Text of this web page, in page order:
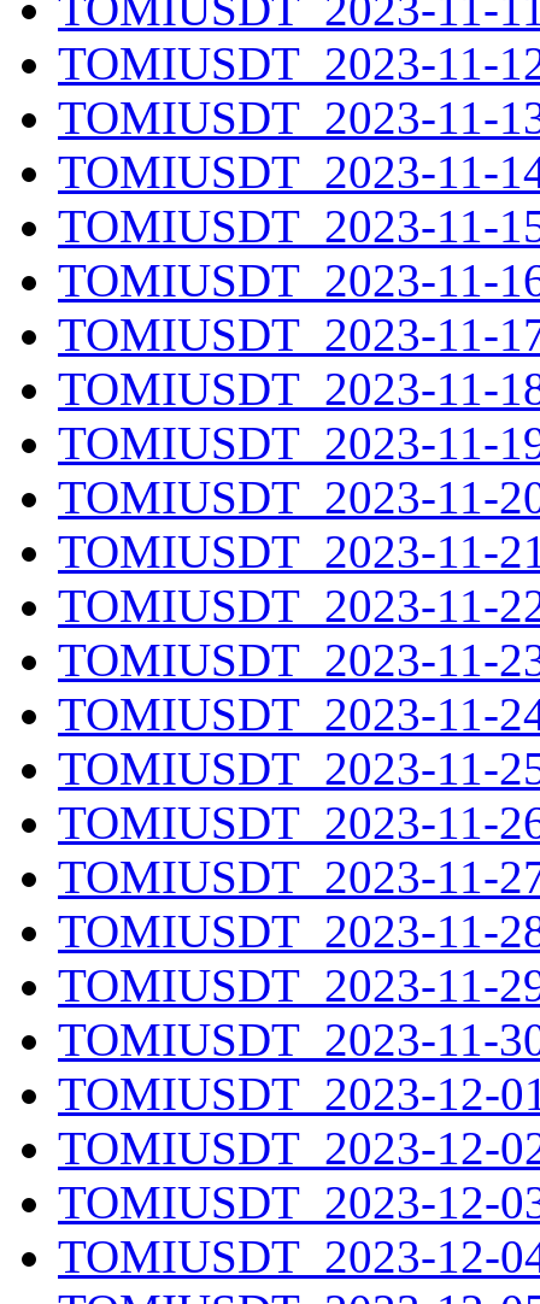
TOMIUSDT_2023-11-
TOMIUSDT_2023-11-
TOMIUSDT_2023-11-
TOMIUSDT_2023-11-
TOMIUSDT_2023-11-
TOMIUSDT_2023-11-
TOMIUSDT_2023-11-
TOMIUSDT_2023-11-
TOMIUSDT_2023-11-
TOMIUSDT_2023-11-
TOMIUSDT_2023-11-
TOMIUSDT_2023-11-
TOMIUSDT_2023-11-
TOMIUSDT_2023-11-
TOMIUSDT_2023-11-
TOMIUSDT_2023-11-
TOMIUSDT_2023-11-
TOMIUSDT_2023-11-
TOMIUSDT_2023-11-
TOMIUSDT_2023-12-
TOMIUSDT_2023-12-
TOMIUSDT_2023-12-
TOMIUSDT_2023-12-